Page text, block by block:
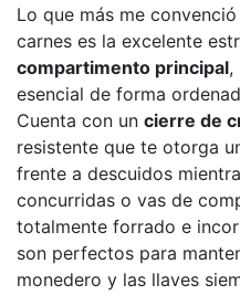
Lo que más me
carnes es la excelente
compartimento principal,
esencial de forma
Cuenta con un cierre de
resistente que te otorga
frente a descuidos
concurridas o vas de
totalmente forrado e
son perfectos para
monedero y las llaves